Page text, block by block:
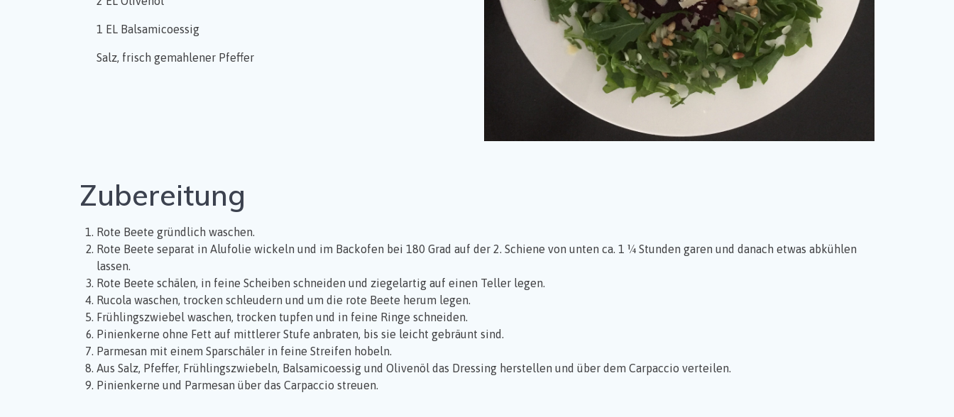
1 EL Balsamicoessig
Salz, frisch gemahlener Pfeffer
Zubereitung
Rote Beete gründlich waschen.
Rote Beete separat in Alufolie wickeln und im Backofen bei 180 Grad auf der 2. Schiene von unten ca. 1 ¼ Stunden garen und danach etwas abkühlen
lassen.
Rote Beete schälen, in feine Scheiben schneiden und ziegelartig auf einen Teller legen.
Rucola waschen, trocken schleudern und um die rote Beete herum legen.
Frühlingszwiebel waschen, trocken tupfen und in feine Ringe schneiden.
Pinienkerne ohne Fett auf mittlerer Stufe anbraten, bis sie leicht gebräunt sind.
Parmesan mit einem Sparschäler in feine Streifen hobeln.
Aus Salz, Pfeffer, Frühlingszwiebeln, Balsamicoessig und Olivenöl das Dressing herstellen und über dem Carpaccio verteilen.
Pinienkerne und Parmesan über das Carpaccio streuen.